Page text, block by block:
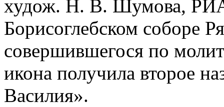
худож. Н. В. Шумова,
Борисоглебском соборе
совершившегося по
икона получила второе
Василия».